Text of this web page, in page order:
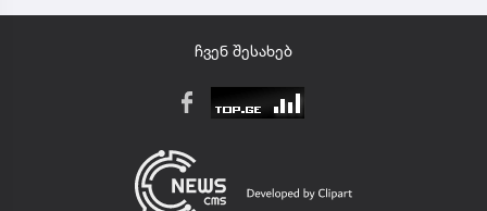
ჩვენ შესახებ